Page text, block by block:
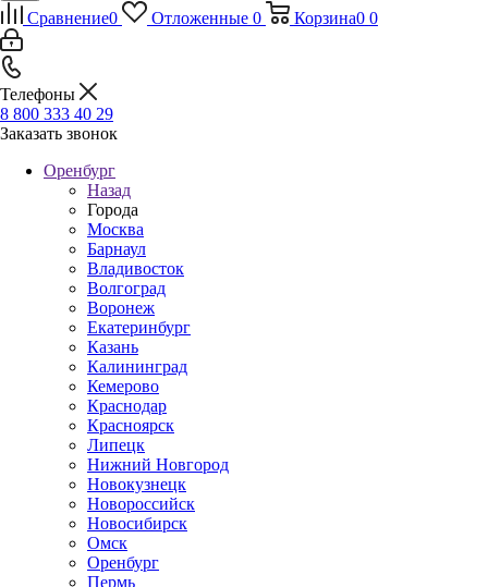
Сравнение0 Отложенные 0 Корзина0 0
Телефоны
8 800 333 40 29
Заказать звонок
Оренбург
Назад
Города
Москва
Барнаул
Владивосток
Волгоград
Воронеж
Екатеринбург
Казань
Калининград
Кемерово
Краснодар
Красноярск
Липецк
Нижний Новгород
Новокузнецк
Новороссийск
Новосибирск
Омск
Оренбург
Пермь